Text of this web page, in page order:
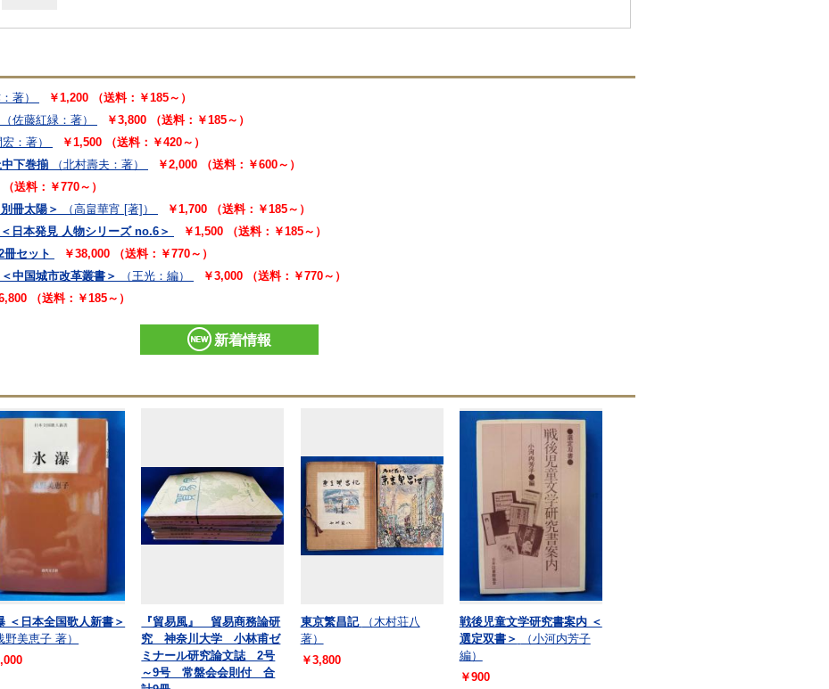
著）
￥1,200 （送料：￥185～）
（佐藤紅緑：著）
￥3,800 （送料：￥185～）
宏：著）
￥1,500 （送料：￥420～）
下巻揃
（北村壽夫：著）
￥2,000 （送料：￥600～）
送料：￥770～）
冊太陽＞
（高畠華宵 [著]）
￥1,700 （送料：￥185～）
日本発見 人物シリーズ no.6＞
￥1,500 （送料：￥185～）
セット
￥38,000 （送料：￥770～）
中国城市改革叢書＞
（王光：編）
￥3,000 （送料：￥770～）
（送料：￥185～）
新着情報
＜日本全国歌人新書＞
野美恵子 著）
『貿易風』 貿易商務論研
究 神奈川大学 小林甫ゼ
ミナール研究論文誌 2号
～9号 常盤会会則付 合
東京繁昌記
（木村荘八
著）
￥3,800
戦後児童文学研究書案内 ＜
選定双書＞
（小河内芳子
編）
￥900